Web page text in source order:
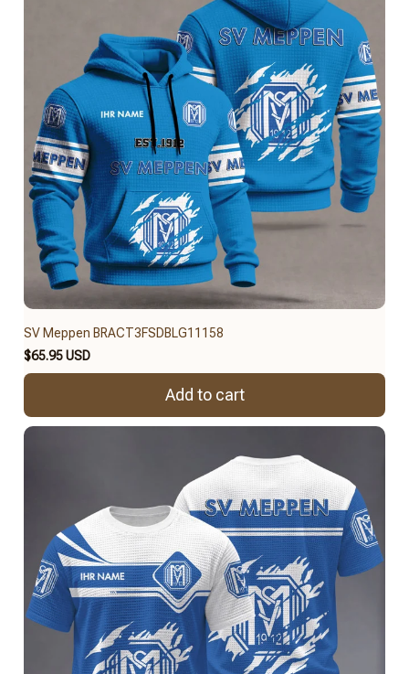
SV Meppen BRACT3FSDBLG11158
$65.95 USD
Add to cart